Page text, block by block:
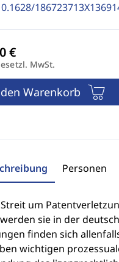
MwSt.
Warenkorb
Personen
um
sie in der
finden sich
wichtigen